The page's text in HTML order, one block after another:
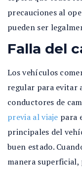
precauciones al
pueden ser
Falla del
Los vehículos
regular para evitar
conductores de
previa al viaje para
principales del
buen estado.
manera